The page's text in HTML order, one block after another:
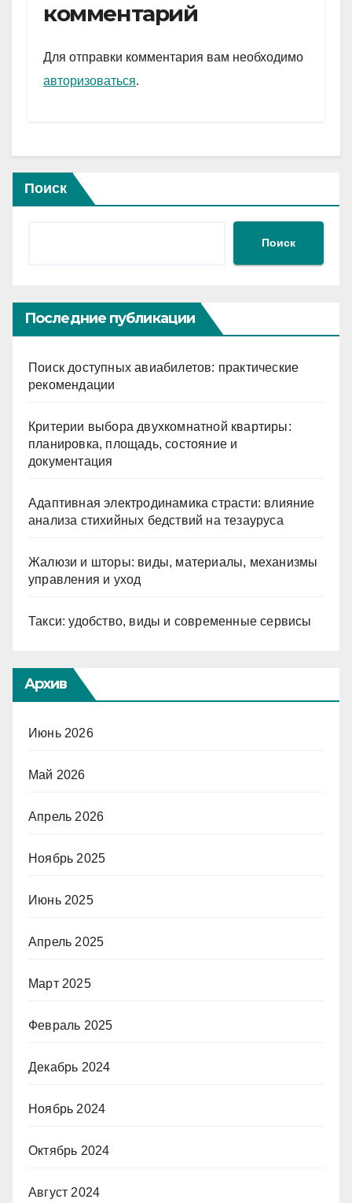
a
m
A
p
и
комментарий
Для отправки комментария вам необходимо
авторизоваться.
Поиск
Поиск
Последние публикации
Поиск доступных авиабилетов: практические
рекомендации
Критерии выбора двухкомнатной квартиры:
планировка, площадь, состояние и
документация
Адаптивная электродинамика страсти: влияние
анализа стихийных бедствий на тезауруса
Жалюзи и шторы: виды, материалы, механизмы
управления и уход
Такси: удобство, виды и современные сервисы
Архив
Июнь 2026
Май 2026
Апрель 2026
Ноябрь 2025
Июнь 2025
Апрель 2025
Март 2025
Февраль 2025
Декабрь 2024
Ноябрь 2024
Октябрь 2024
Август 2024